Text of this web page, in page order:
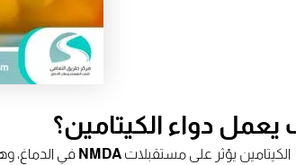
يعمل دواء الكيتامين؟
الكيتامين يؤثر على مستقبلاتNMDA في الدماغ،